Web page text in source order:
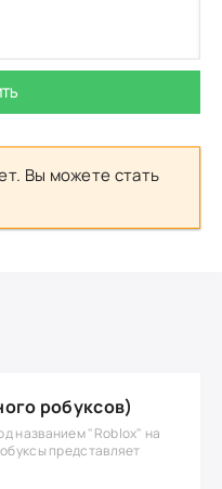
Вы можете стать
робуксов)
названием "Roblox" на
представляет